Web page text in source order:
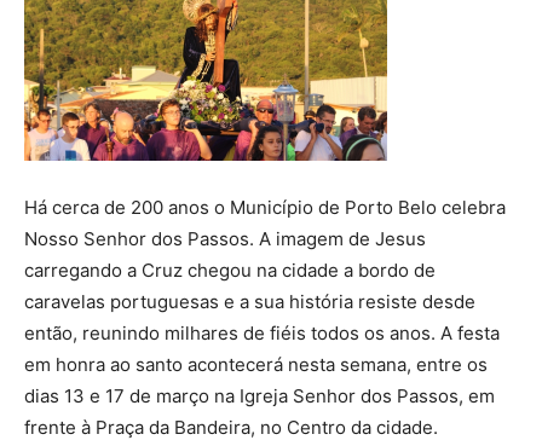
Há cerca de 200 anos o Município de Porto Belo celebra
Nosso Senhor dos Passos. A imagem de Jesus
carregando a Cruz chegou na cidade a bordo de
caravelas portuguesas e a sua história resiste desde
então, reunindo milhares de fiéis todos os anos. A festa
em honra ao santo acontecerá nesta semana, entre os
dias 13 e 17 de março na Igreja Senhor dos Passos, em
frente à Praça da Bandeira, no Centro da cidade.